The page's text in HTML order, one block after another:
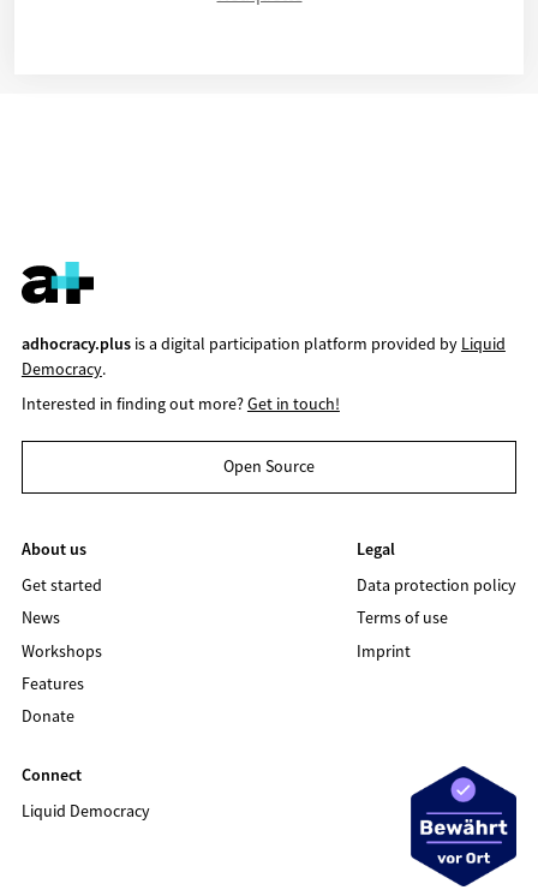
adhocracy.plusis a digital participation platform provided by Liquid
Democracy.
Interested in finding out more?Get in touch!
Open Source
About us
Get started
News
Workshops
Features
Donate
Legal
Data protection policy
Terms of use
Imprint
Connect
Liquid Democracy